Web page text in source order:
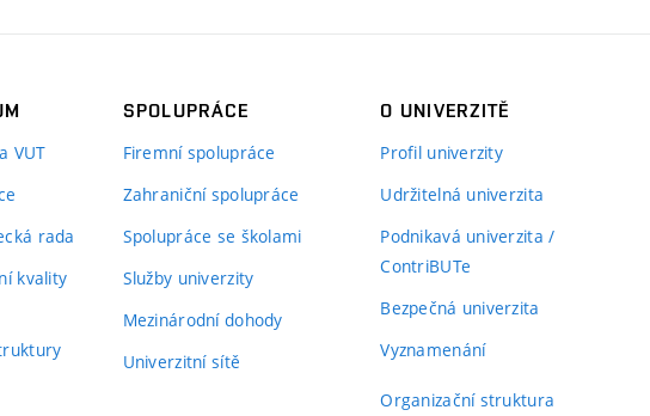
VUT
rada
kvality
SPOLUPRÁCE
Firemní spolupráce
Zahraniční spolupráce
Spolupráce se školami
Služby univerzity
Mezinárodní dohody
Univerzitní sítě
O UNIVERZITĚ
Profil univerzity
Udržitelná univerzita
Podnikavá univerzita /
ContriBUTe
Bezpečná univerzita
Vyznamenání
Organizační struktura